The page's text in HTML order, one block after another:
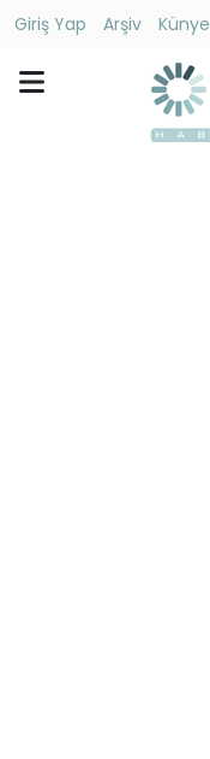
Giriş Yap Arşiv
Künye